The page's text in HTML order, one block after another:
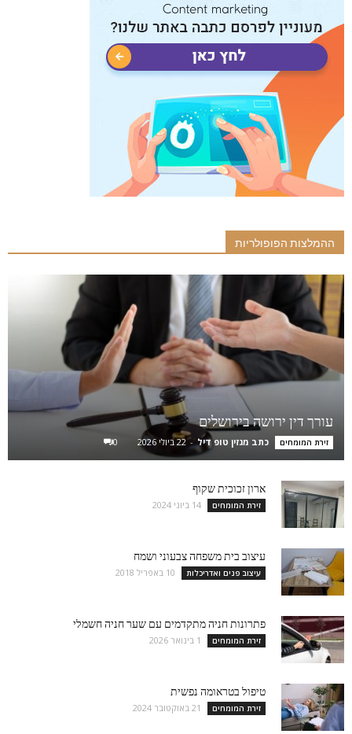
ההמלצות הפופולריות
עורך דין ירושה בירושלים
זירת המומחים כתב מגזין טופ דיל - 22 ביולי 2026 0
ארון זכוכית שקוף
זירת המומחים 14 ביוני 2024
עיצוב בית משפחה צבעוני ושמח
עיצוב פנים ואדריכלות 10 באפריל 2018
פתרונות חניה מתקדמים עם שער חניה חשמלי
זירת המומחים 1 בינואר 2026
טיפול בטראומה נפשית
זירת המומחים 21 באוקטובר 2024